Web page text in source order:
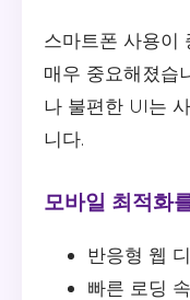
스마트폰 사용이
매우 중요해졌습
나 불편한 UI는
니다.
모바일 최적화
반응형 웹
빠른 로딩